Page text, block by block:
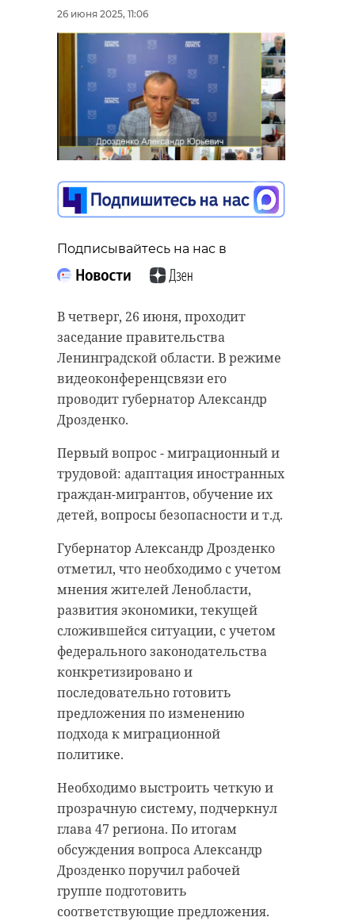
26 июня 2025, 11:06
Подписывайтесь на нас в
В четверг, 26 июня, проходит
заседание правительства
Ленинградской области. В режиме
видеоконференцсвязи его
проводит губернатор Александр
Дрозденко.
Первый вопрос - миграционный и
трудовой: адаптация иностранных
граждан-мигрантов, обучение их
детей, вопросы безопасности и т.д.
Губернатор Александр Дрозденко
отметил, что необходимо с учетом
мнения жителей Ленобласти,
развития экономики, текущей
сложившейся ситуации, с учетом
федерального законодательства
конкретизировано и
последовательно готовить
предложения по изменению
подхода к миграционной
политике.
Необходимо выстроить четкую и
прозрачную систему, подчеркнул
глава 47 региона. По итогам
обсуждения вопроса Александр
Дрозденко поручил рабочей
группе подготовить
соответствующие предложения.